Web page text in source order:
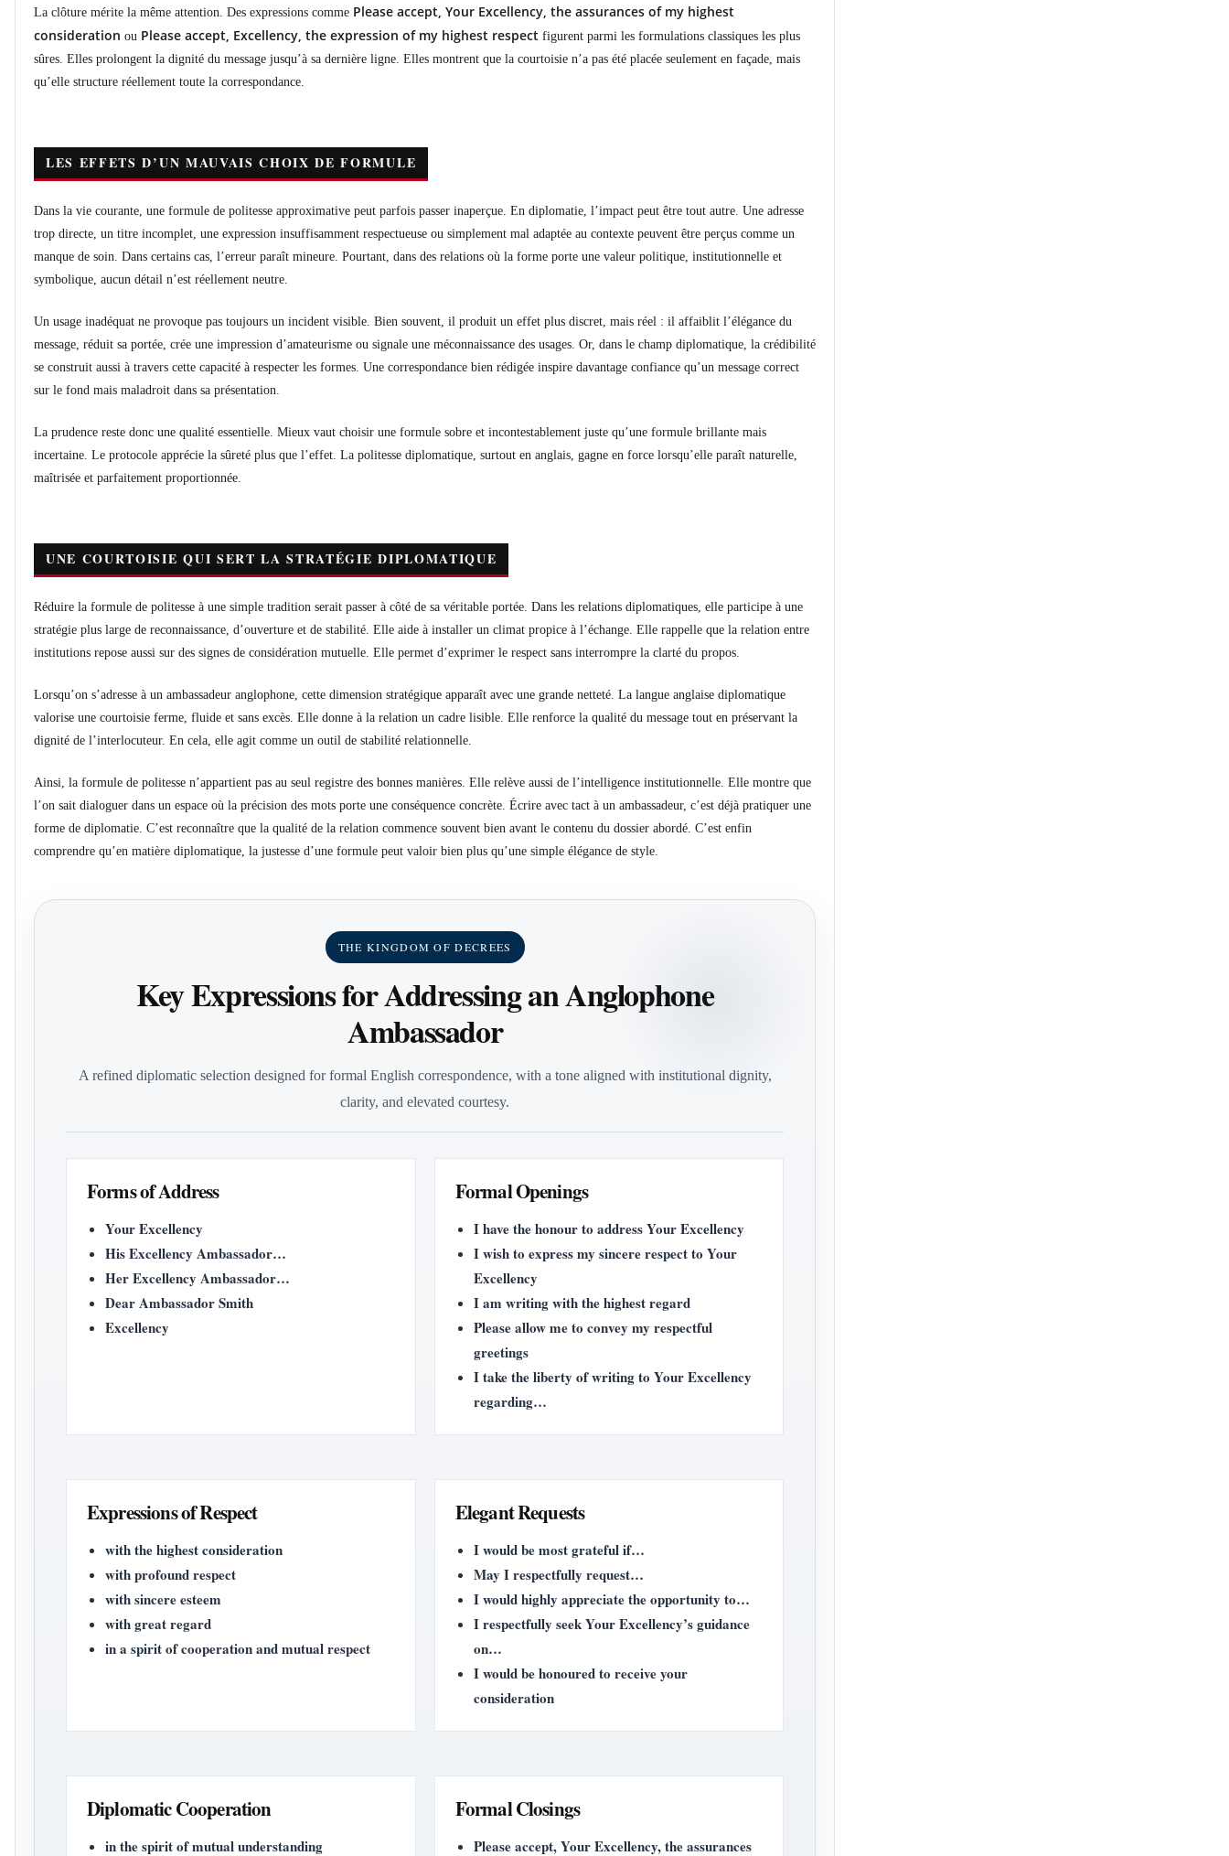
La clôture mérite la même attention. Des expressions comme Please accept, Your Excellency, the assurances of my highest
consideration ou Please accept, Excellency, the expression of my highest respect figurent parmi les formulations classiques les plus
sûres. Elles prolongent la dignité du message jusqu’à sa dernière ligne. Elles montrent que la courtoisie n’a pas été placée seulement en façade, mais
qu’elle structure réellement toute la correspondance.
LES EFFETS D’UN MAUVAIS CHOIX DE FORMULE
Dans la vie courante, une formule de politesse approximative peut parfois passer inaperçue. En diplomatie, l’impact peut être tout autre. Une adresse
trop directe, un titre incomplet, une expression insuffisamment respectueuse ou simplement mal adaptée au contexte peuvent être perçus comme un
manque de soin. Dans certains cas, l’erreur paraît mineure. Pourtant, dans des relations où la forme porte une valeur politique, institutionnelle et
symbolique, aucun détail n’est réellement neutre.
Un usage inadéquat ne provoque pas toujours un incident visible. Bien souvent, il produit un effet plus discret, mais réel : il affaiblit l’élégance du
message, réduit sa portée, crée une impression d’amateurisme ou signale une méconnaissance des usages. Or, dans le champ diplomatique, la crédibilité
se construit aussi à travers cette capacité à respecter les formes. Une correspondance bien rédigée inspire davantage confiance qu’un message correct
sur le fond mais maladroit dans sa présentation.
La prudence reste donc une qualité essentielle. Mieux vaut choisir une formule sobre et incontestablement juste qu’une formule brillante mais
incertaine. Le protocole apprécie la sûreté plus que l’effet. La politesse diplomatique, surtout en anglais, gagne en force lorsqu’elle paraît naturelle,
maîtrisée et parfaitement proportionnée.
UNE COURTOISIE QUI SERT LA STRATÉGIE DIPLOMATIQUE
Réduire la formule de politesse à une simple tradition serait passer à côté de sa véritable portée. Dans les relations diplomatiques, elle participe à une
stratégie plus large de reconnaissance, d’ouverture et de stabilité. Elle aide à installer un climat propice à l’échange. Elle rappelle que la relation entre
institutions repose aussi sur des signes de considération mutuelle. Elle permet d’exprimer le respect sans interrompre la clarté du propos.
Lorsqu’on s’adresse à un ambassadeur anglophone, cette dimension stratégique apparaît avec une grande netteté. La langue anglaise diplomatique
valorise une courtoisie ferme, fluide et sans excès. Elle donne à la relation un cadre lisible. Elle renforce la qualité du message tout en préservant la
dignité de l’interlocuteur. En cela, elle agit comme un outil de stabilité relationnelle.
Ainsi, la formule de politesse n’appartient pas au seul registre des bonnes manières. Elle relève aussi de l’intelligence institutionnelle. Elle montre que
l’on sait dialoguer dans un espace où la précision des mots porte une conséquence concrète. Écrire avec tact à un ambassadeur, c’est déjà pratiquer une
forme de diplomatie. C’est reconnaître que la qualité de la relation commence souvent bien avant le contenu du dossier abordé. C’est enfin
comprendre qu’en matière diplomatique, la justesse d’une formule peut valoir bien plus qu’une simple élégance de style.
THE KINGDOM OF DECREES
Key Expressions for Addressing an Anglophone
Ambassador
A refined diplomatic selection designed for formal English correspondence, with a tone aligned with institutional dignity,
clarity, and elevated courtesy.
Forms of Address
Your Excellency
His Excellency Ambassador…
Her Excellency Ambassador…
Dear Ambassador Smith
Excellency
Formal Openings
I have the honour to address Your Excellency
I wish to express my sincere respect to Your
Excellency
I am writing with the highest regard
Please allow me to convey my respectful
greetings
I take the liberty of writing to Your Excellency
regarding…
Expressions of Respect
with the highest consideration
with profound respect
with sincere esteem
with great regard
in a spirit of cooperation and mutual respect
Elegant Requests
I would be most grateful if…
May I respectfully request…
I would highly appreciate the opportunity to…
I respectfully seek Your Excellency’s guidance
on…
I would be honoured to receive your
consideration
Diplomatic Cooperation
in the spirit of mutual understanding
Formal Closings
Please accept, Your Excellency, the assurances